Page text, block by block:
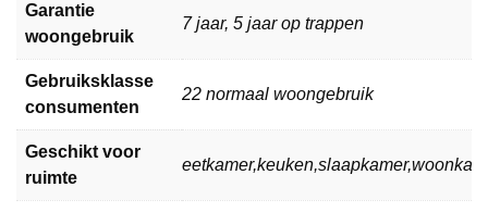
Garantie
woongebruik
7 jaar, 5 jaar op trappen
Gebruiksklasse
consumenten
22 normaal woongebruik
Geschikt voor
ruimte